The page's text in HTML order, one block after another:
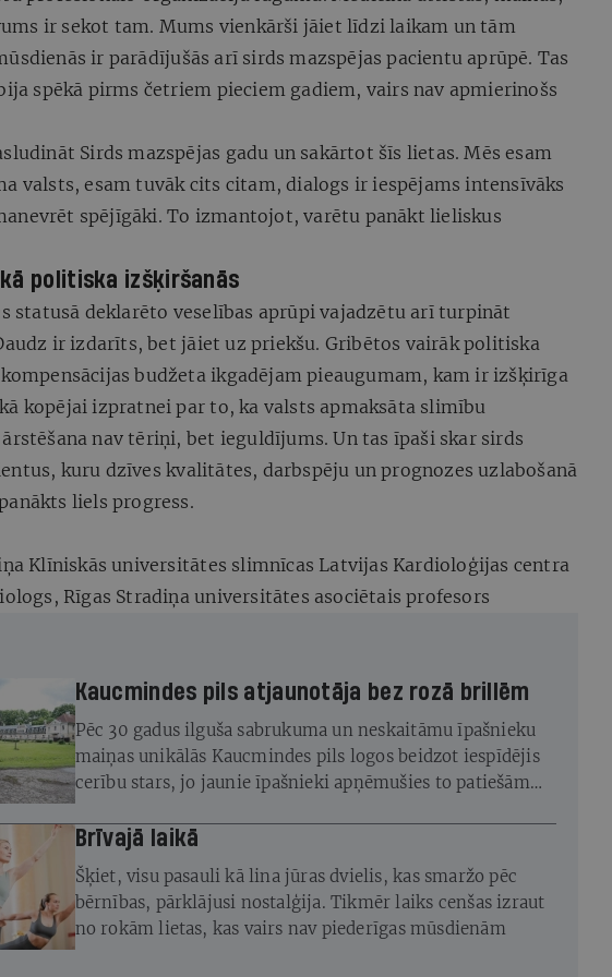
ir sekot tam. Mums vienkārši jāiet līdzi laikam un tām
ir parādījušās arī sirds mazspējas pacientu aprūpē. Tas
spēkā pirms četriem pieciem gadiem, vairs nav apmierinošs
Sirds mazspējas gadu un sakārtot šīs lietas. Mēs esam
valsts, esam tuvāk cits citam, dialogs ir iespējams intensīvāks
spējīgāki. To izmantojot, varētu panākt lieliskus
kā politiska izšķiršanās
statusā deklarēto veselības aprūpi vajadzētu arī turpināt
ir izdarīts, bet jāiet uz priekšu. Gribētos vairāk politiska
budžeta ikgadējam pieaugumam, kam ir izšķirīga
kopējai izpratnei par to, ka valsts apmaksāta slimību
nav tēriņi, bet ieguldījums. Un tas īpaši skar sirds
kuru dzīves kvalitātes, darbspēju un prognozes uzlabošanā
liels progress.
Klīniskās universitātes slimnīcas Latvijas Kardioloģijas centra
Rīgas Stradiņa universitātes asociētais profesors
Kaucmindes pils atjaunotāja bez rozā brillēm
Pēc 30 gadus ilguša sabrukuma un neskaitāmu īpašnieku
maiņas unikālās Kaucmindes pils logos beidzot iespīdējis
cerību stars, jo jaunie īpašnieki apņēmušies to patiešām
atjaunot
Brīvajā laikā
Šķiet, visu pasauli kā lina jūras dvielis, kas smaržo pēc
bērnības, pārklājusi nostalģija. Tikmēr laiks cenšas izraut
no rokām lietas, kas vairs nav piederīgas mūsdienām